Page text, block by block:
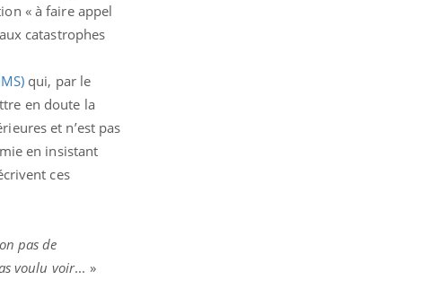
« à faire appel
catastrophes
qui, par le
en doute la
et n’est pas
en insistant
ces
pas de
voulu voir... »